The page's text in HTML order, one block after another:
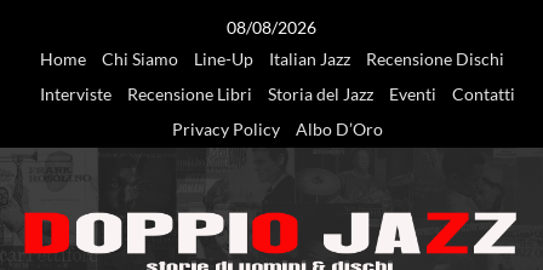
08/08/2026
Home
Chi Siamo Line-Up Italian Jazz
Recensione Dischi
Interviste
Recensione Libri Storia del Jazz Eventi
Contatti
Privacy Policy
Albo D’Oro